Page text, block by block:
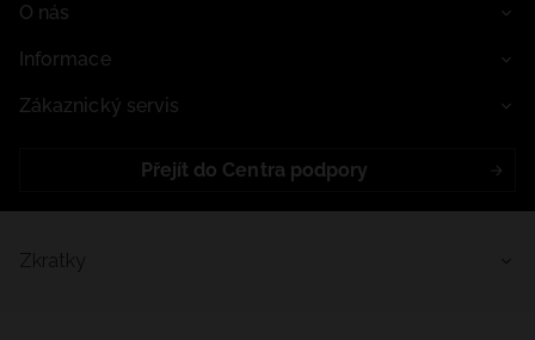
O nás
Informace
Zákaznický servis
Přejít do Centra podpory